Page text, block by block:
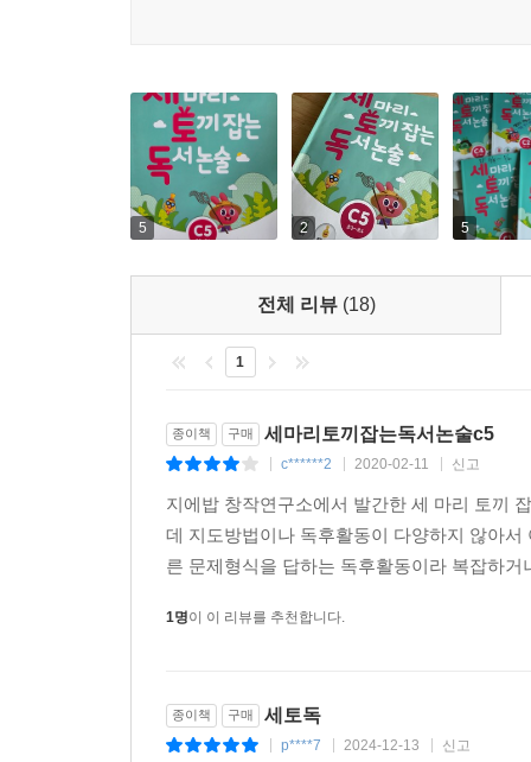
5 2 5
전체 리뷰 (18)
1
종이책 구매 세마리토끼잡는독서논술c5
c******2 2020-02-11 신고
지에밥 창작연구소에서 발간한 세 마리 토끼
데 지도방법이나 독후활동이 다양하지 않아
른 문제형식을 답하는 독후활동이라 복잡하
1명이 이 리뷰를 추천합니다.
종이책 구매 세토독
p****7 2024-12-13 신고